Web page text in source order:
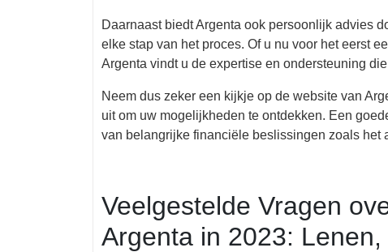
Daarnaast biedt Argenta ook persoonlijk advies
elke stap van het proces. Of u nu voor het eerst
Argenta vindt u de expertise en ondersteuning
Neem dus zeker een kijkje op de website van
uit om uw mogelijkheden te ontdekken. Een
van belangrijke financiële beslissingen zoals het
Veelgestelde Vragen
Argenta in 2023: